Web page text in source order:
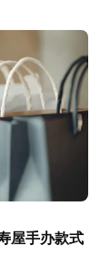
屋手办款式